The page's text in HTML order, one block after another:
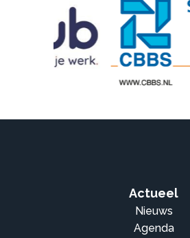
Actueel
Nieuws
Agenda